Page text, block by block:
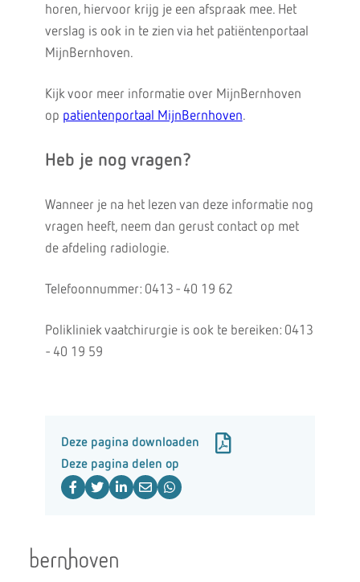
horen, hiervoor krijg je een afspraak mee. Het
verslag is ook in te zien via het patiëntenportaal
MijnBernhoven.
Kijk voor meer informatie over MijnBernhoven
op patientenportaal MijnBernhoven.
Heb je nog vragen?
Wanneer je na het lezen van deze informatie nog
vragen heeft, neem dan gerust contact op met
de afdeling radiologie.
Telefoonnummer: 0413 - 40 19 62
Polikliniek vaatchirurgie is ook te bereiken: 0413
- 40 19 59
Deze pagina downloaden
Deze pagina delen op